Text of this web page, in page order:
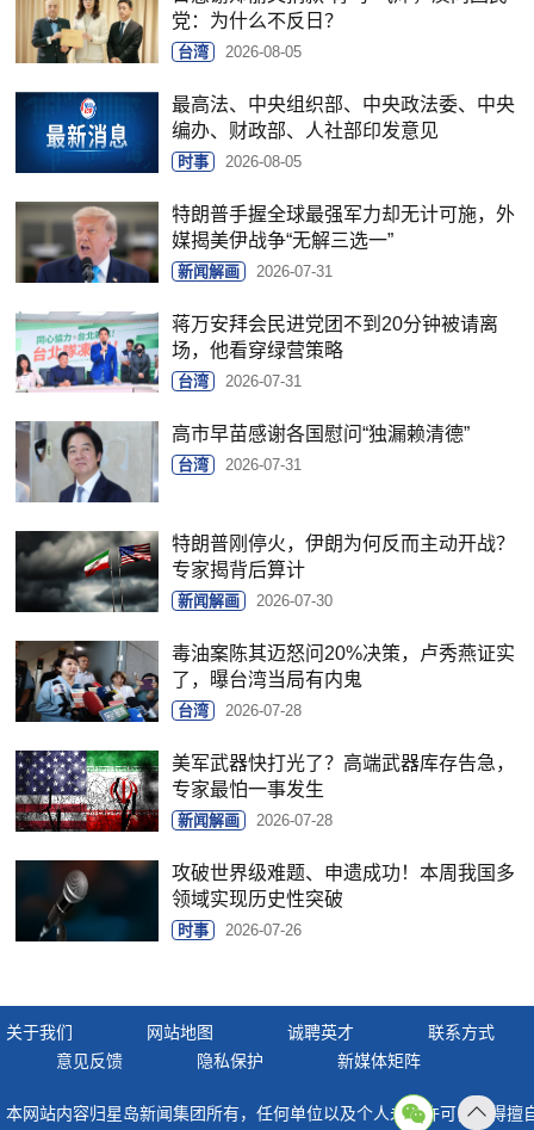
党：为什么不反日？
台湾 2026-08-05
最高法、中央组织部、中央政法委、中央
编办、财政部、人社部印发意见
时事 2026-08-05
特朗普手握全球最强军力却无计可施，外
媒揭美伊战争“无解三选一”
新闻解画 2026-07-31
蒋万安拜会民进党团不到20分钟被请离
场，他看穿绿营策略
台湾 2026-07-31
高市早苗感谢各国慰问“独漏赖清德”
台湾 2026-07-31
特朗普刚停火，伊朗为何反而主动开战？
专家揭背后算计
新闻解画 2026-07-30
毒油案陈其迈怒问20%决策，卢秀燕证实
了，曝台湾当局有内鬼
台湾 2026-07-28
美军武器快打光了？高端武器库存告急，
专家最怕一事发生
新闻解画 2026-07-28
攻破世界级难题、申遗成功！本周我国多
领域实现历史性突破
时事 2026-07-26
关于我们 网站地图 诚聘英才
联系方式
意见反馈
隐私保护 新媒体矩阵
本网站内容归星岛新闻集团所有，任何单位以及个人未经许可，不得擅